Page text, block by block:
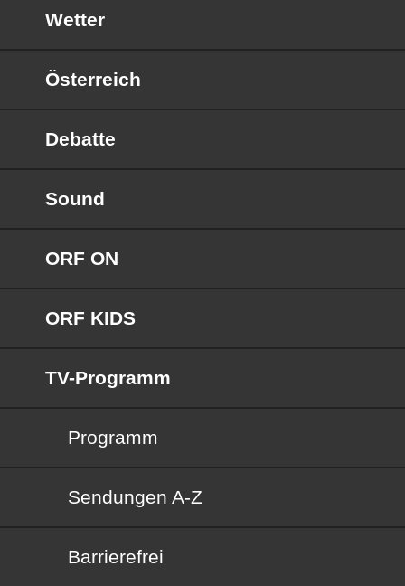
Wetter
Österreich
Debatte
Sound
ORF ON
ORF KIDS
TV-Programm
Programm
Sendungen von A bis Z
Sendungen A-Z
Barrierefrei
Barrierefrei